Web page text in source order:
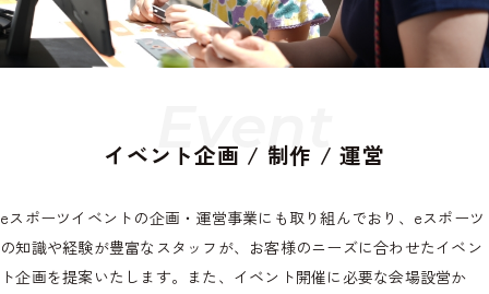
E ve n
イベント企画 / 制作 / 運営
eスポーツイベントの企画・運営事業にも取り組んでおり、eスポーツ
の知識や経験が豊富なスタッフが、お客様のニーズに合わせたイベン
ト企画を提案いたします。また、イベント開催に必要な会場設営か